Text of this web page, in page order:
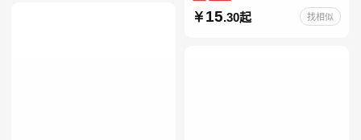
怪兽青蛙和蟾蜍好饿的毛毛
虫儿童故事书阅读精装绘本
15.30起 找相似